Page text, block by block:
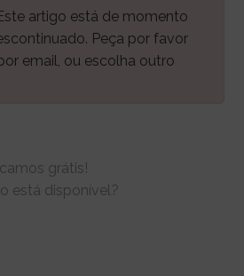
artigo está de momento
Peça por favor
email, ou escolha outro
grátis!
está disponível?